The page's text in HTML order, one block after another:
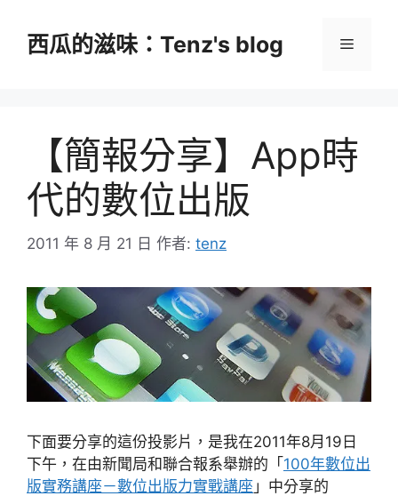
西瓜的滋味：Tenz's blog 選
【簡報分享】App時
代的數位出版
2011 年 8 月 21 日 作者: tenz
下面要分享的這份投影片，是我在2011年8月19日
下午，在由新聞局和聯合報系舉辦的「100年數位出
版實務講座－數位出版力實戰講座 」中分享的